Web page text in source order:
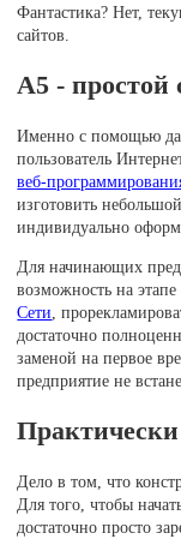
Фантастика? Нет,
сайтов.
A5 - простой
Именно с помощью
пользователь
веб-
изготовить
индивидуально
Для начинающих
возможность на этапе
Сети ,
достаточно
заменой на первое
предприятие не
Дело в том, что
Для того, чтобы
достаточно просто